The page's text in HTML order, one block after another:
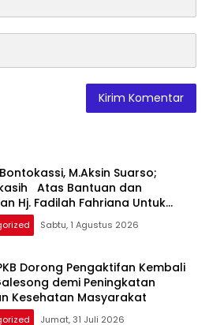
M.Aksin Suarso;
Atas Bantuan dan
Hj. Fadilah Fahriana Untuk
Sabtu, 1 Agustus 2026
Dorong Pengaktifan Kembali
demi Peningkatan
Kesehatan Masyarakat
Jumat, 31 Juli 2026